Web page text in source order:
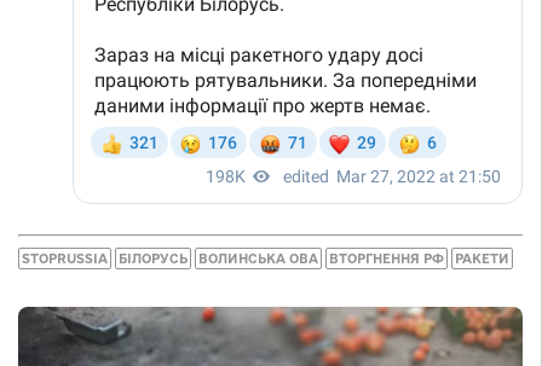
STOPRUSSIA БІЛОРУСЬ ВОЛИНСЬКА ОВА ВТОРГНЕННЯ РФ РАКЕТИ